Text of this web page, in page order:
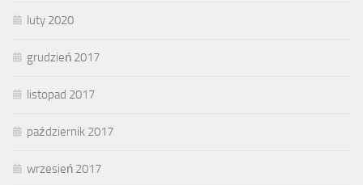
luty 2020
grudzień 2017
listopad 2017
październik 2017
wrzesień 2017